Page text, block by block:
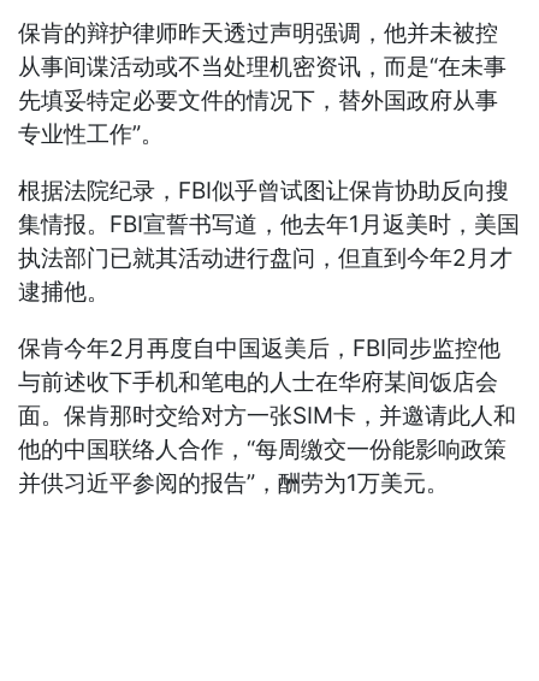
保肯的辩护律师昨天透过声明强调，他并未被控
从事间谍活动或不当处理机密资讯，而是“在未事
先填妥特定必要文件的情况下，替外国政府从事
专业性工作”。
根据法院纪录，FBI似乎曾试图让保肯协助反向搜
集情报。FBI宣誓书写道，他去年1月返美时，美国
执法部门已就其活动进行盘问，但直到今年2月才
逮捕他。
保肯今年2月再度自中国返美后，FBI同步监控他
与前述收下手机和笔电的人士在华府某间饭店会
面。保肯那时交给对方一张SIM卡，并邀请此人和
他的中国联络人合作，“每周缴交一份能影响政策
并供习近平参阅的报告”，酬劳为1万美元。